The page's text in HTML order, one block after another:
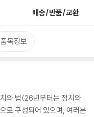
배송/반품/교환
품목정보
와 법(26년부터는 정치와
로 구성되어 있으며, 여러분